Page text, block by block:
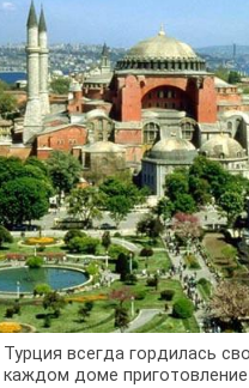
Турция всегда гордилась
каждом доме